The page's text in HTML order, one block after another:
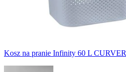
Kosz na pranie Infinity 60 L CURVER